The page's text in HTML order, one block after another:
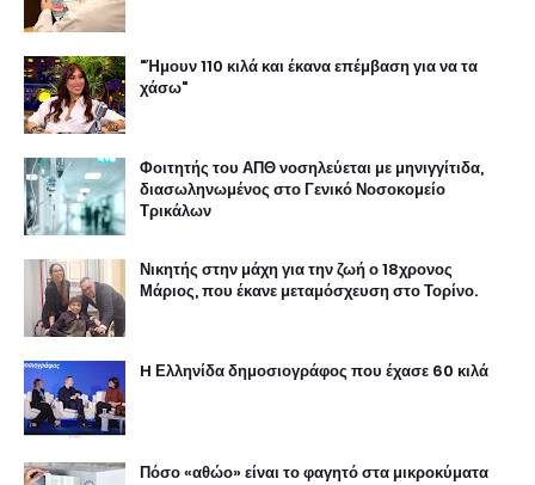
"Ήμουν 110 κιλά και έκανα επέμβαση για να τα
χάσω"
Φοιτητής του ΑΠΘ νοσηλεύεται με μηνιγγίτιδα,
διασωληνωμένος στο Γενικό Νοσοκομείο
Τρικάλων
Νικητής στην μάχη για την ζωή ο 18χρονος
Μάριος, που έκανε μεταμόσχευση στο Τορίνο.
H Ελληνίδα δημοσιογράφος που έχασε 60 κιλά
Πόσο «αθώο» είναι το φαγητό στα μικροκύματα